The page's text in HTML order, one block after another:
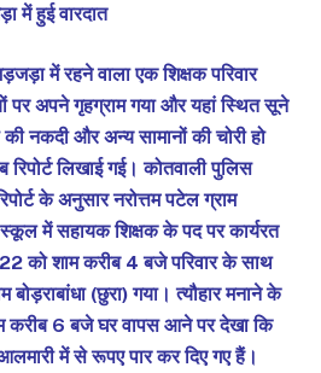
में हुई वारदात
में रहने वाला एक शिक्षक परिवार
पर अपने गृहग्राम गया और यहां स्थित सूने
नकदी और अन्य सामानों की चोरी हो
लिखाई गई। कोतवाली पुलिस
के अनुसार नरोत्तम पटेल ग्राम
में सहायक शिक्षक के पद पर कार्यरत
को शाम करीब 4 बजे परिवार के साथ
बोड़राबांधा (छुरा) गया। त्यौहार मनाने के
6 बजे घर वापस आने पर देखा कि
में से रूपए पार कर दिए गए हैं।